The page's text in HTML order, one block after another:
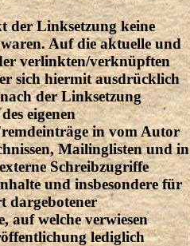
der Linksetzung keine
Auf die aktuelle und
verlinkten/verknüpften
sich hiermit ausdrücklich
der Linksetzung
eigenen
in vom Autor
Mailinglisten und in
Schreibzugriffe
und insbesondere für
dargebotener
auf welche verwiesen
lediglich